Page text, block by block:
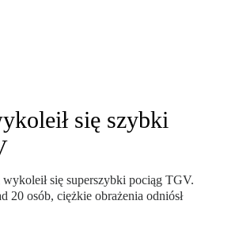
się szybki
się superszybki pociąg TGV.
20 osób, ciężkie obrażenia odniósł